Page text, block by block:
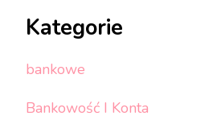
Kategorie
bankowe
Bankowość I Konta